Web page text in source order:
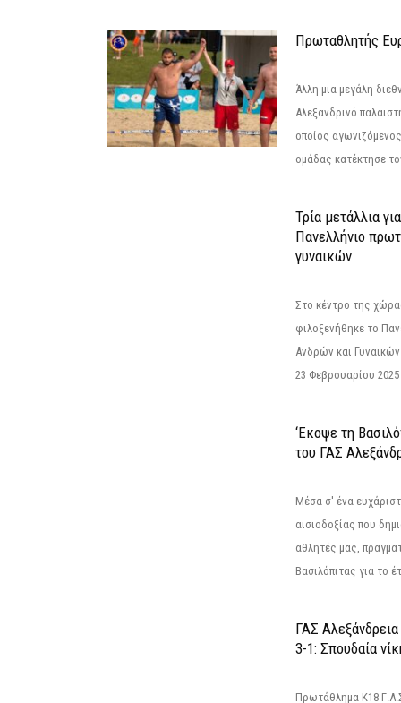
Πρωταθλητής
Άλλη μια μεγάλη
Αλεξανδρινό
οποίος
ομάδας κατέκτησε
Τρία μετάλλια
Πανελλήνιο
γυναικών
Στο κέντρο της
φιλοξενήθηκε το
Ανδρών και
23 Φεβρουαρίου
‘Εκοψε τη
του ΓΑΣ
Μέσα σ' ένα
αισιοδοξίας που
αθλητές μας,
Βασιλόπιτας για το
ΓΑΣ
3-1: Σπουδαία
Πρωτάθλημα Κ18